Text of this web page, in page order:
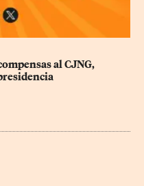
al CJNG,